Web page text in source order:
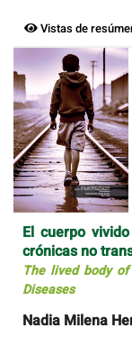
Vistas de
El cuerpo
crónicas no
The lived body
Diseases
Nadia Milena